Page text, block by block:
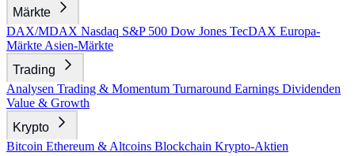
Märkte
DAX/MDAX Nasdaq S&P 500 Dow Jones TecDAX Europa-
Märkte Asien-Märkte
Trading
Analysen Trading & Momentum Turnaround Earnings Dividenden
Value & Growth
Krypto
Bitcoin Ethereum & Altcoins Blockchain Krypto-Aktien